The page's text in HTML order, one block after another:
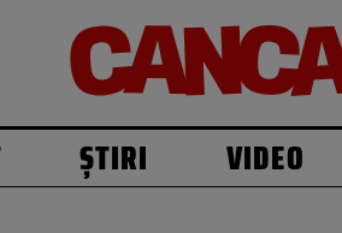
ȘTIRI VIDEO